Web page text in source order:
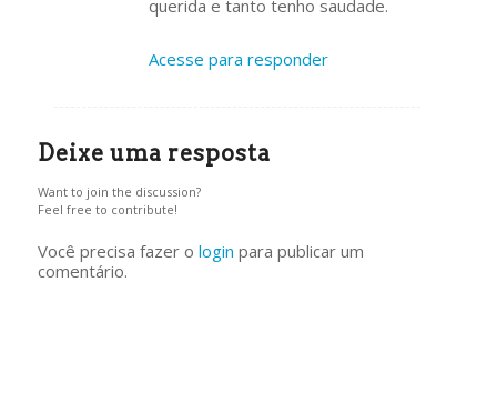
querida e tanto tenho saudade.
Acesse para responder
Deixe uma resposta
Want to join the discussion?
Feel free to contribute!
Você precisa fazer o login para publicar um
comentário.